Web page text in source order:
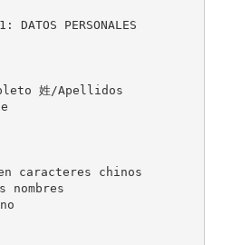
DATOS PERSONALES
姓/Apellidos
en caracteres chinos
nombres